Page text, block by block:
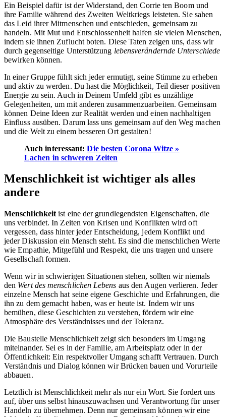
Ein Beispiel dafür ist der Widerstand, den Corrie ten Boom und
ihre Familie während des Zweiten Weltkriegs leisteten. Sie sahen
das Leid ihrer Mitmenschen und entschieden, gemeinsam zu
handeln. Mit Mut und Entschlossenheit halfen sie vielen Menschen,
indem sie ihnen Zuflucht boten. Diese Taten zeigen uns, dass wir
durch gegenseitige Unterstützung lebensverändernde Unterschiede
bewirken können.
In einer Gruppe fühlt sich jeder ermutigt, seine Stimme zu erheben
und aktiv zu werden. Du hast die Möglichkeit, Teil dieser positiven
Energie zu sein. Auch in Deinem Umfeld gibt es unzählige
Gelegenheiten, um mit anderen zusammenzuarbeiten. Gemeinsam
können Deine Ideen zur Realität werden und einen nachhaltigen
Einfluss ausüben. Darum lass uns gemeinsam auf den Weg machen
und die Welt zu einem besseren Ort gestalten!
Auch interessant:Die besten Corona Witze »
Lachen in schweren Zeiten
Menschlichkeit ist wichtiger als alles
andere
Menschlichkeit ist eine der grundlegendsten Eigenschaften, die
uns verbindet. In Zeiten von Krisen und Konflikten wird oft
vergessen, dass hinter jeder Entscheidung, jedem Konflikt und
jeder Diskussion ein Mensch steht. Es sind die menschlichen Werte
wie Empathie, Mitgefühl und Respekt, die uns tragen und unsere
Gesellschaft formen.
Wenn wir in schwierigen Situationen stehen, sollten wir niemals
den Wert des menschlichen Lebens aus den Augen verlieren. Jeder
einzelne Mensch hat seine eigene Geschichte und Erfahrungen, die
ihn zu dem gemacht haben, was er heute ist. Indem wir uns
bemühen, diese Geschichten zu verstehen, fördern wir eine
Atmosphäre des Verständnisses und der Toleranz.
Die Baustelle Menschlichkeit zeigt sich besonders im Umgang
miteinander. Sei es in der Familie, am Arbeitsplatz oder in der
Öffentlichkeit: Ein respektvoller Umgang schafft Vertrauen. Durch
Verständnis und Dialog können wir Brücken bauen und Vorurteile
abbauen.
Letztlich ist Menschlichkeit mehr als nur ein Wort. Sie fordert uns
auf, über uns selbst hinauszuwachsen und Verantwortung für unser
Handeln zu übernehmen. Denn nur gemeinsam können wir eine